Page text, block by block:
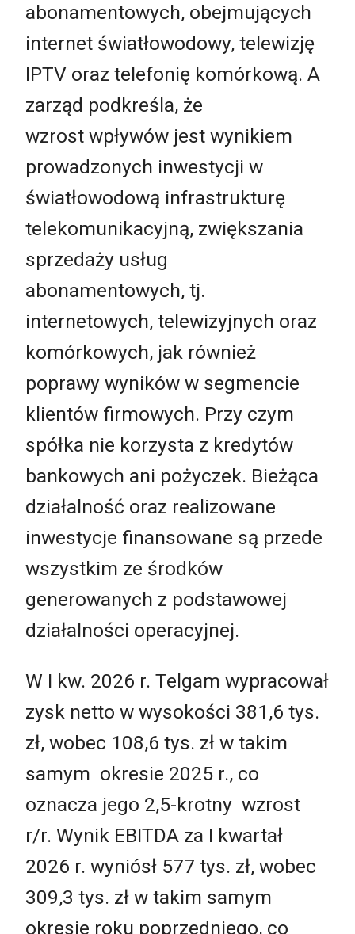
abonamentowych, obejmujących
internet światłowodowy, telewizję
IPTV oraz telefonię komórkową. A
zarząd podkreśla, że
wzrost wpływów jest wynikiem
prowadzonych inwestycji w
światłowodową infrastrukturę
telekomunikacyjną, zwiększania
sprzedaży usług
abonamentowych, tj.
internetowych, telewizyjnych oraz
komórkowych, jak również
poprawy wyników w segmencie
klientów firmowych. Przy czym
spółka nie korzysta z kredytów
bankowych ani pożyczek. Bieżąca
działalność oraz realizowane
inwestycje finansowane są przede
wszystkim ze środków
generowanych z podstawowej
działalności operacyjnej.
W I kw. 2026 r. Telgam wypracował
zysk netto w wysokości 381,6 tys.
zł, wobec 108,6 tys. zł w takim
samym okresie 2025 r., co
oznacza jego 2,5-krotny wzrost
r/r. Wynik EBITDA za I kwartał
2026 r. wyniósł 577 tys. zł, wobec
309,3 tys. zł w takim samym
okresie roku poprzedniego, co